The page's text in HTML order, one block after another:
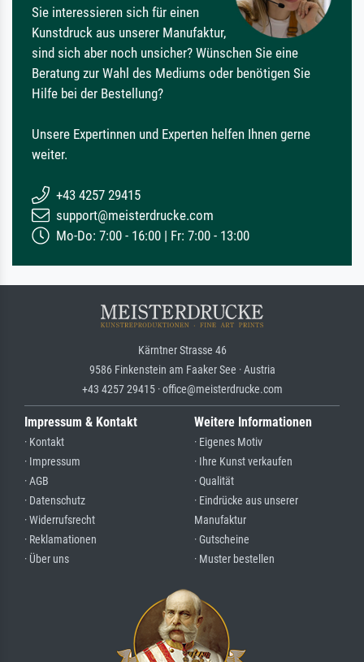
Sie interessieren sich für einen
Kunstdruck aus unserer Manufaktur,
sind sich aber noch unsicher? Wünschen Sie eine
Beratung zur Wahl des Mediums oder benötigen Sie
Hilfe bei der Bestellung?
Unsere Expertinnen und Experten helfen Ihnen gerne
weiter.
+43 4257 29415
support@meisterdrucke.com
Mo-Do: 7:00 - 16:00 | Fr: 7:00 - 13:00
Kärntner Strasse 46
9586 Finkenstein am Faaker See · Austria
+43 4257 29415 · office@meisterdrucke.com
Impressum & Kontakt
· Kontakt
· Impressum
· AGB
· Datenschutz
· Widerrufsrecht
· Reklamationen
· Über uns
Weitere Informationen
· Eigenes Motiv
· Ihre Kunst verkaufen
· Qualität
· Eindrücke aus unserer
Manufaktur
· Gutscheine
· Muster bestellen